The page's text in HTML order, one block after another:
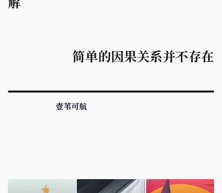
简单的因果关系并不存在
壹苇可航